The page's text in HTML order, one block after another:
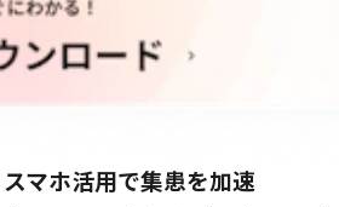
マホ活用で集患を加速